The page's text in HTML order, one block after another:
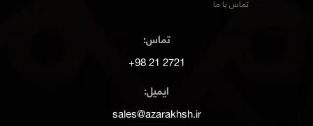
تماس با ما
تماس:
2721 21 98+
ایمیل:
sales@azarakhsh.ir